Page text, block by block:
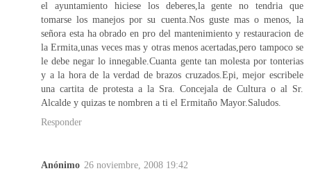
el ayuntamiento hiciese los deberes,la gente no tendria que
tomarse los manejos por su cuenta.Nos guste mas o menos, la
señora esta ha obrado en pro del mantenimiento y restauracion de
la Ermita,unas veces mas y otras menos acertadas,pero tampoco se
le debe negar lo innegable.Cuanta gente tan molesta por tonterias
y a la hora de la verdad de brazos cruzados.Epi, mejor escribele
una cartita de protesta a la Sra. Concejala de Cultura o al Sr.
Alcalde y quizas te nombren a ti el Ermitaño Mayor.Saludos.
Responder
Anónimo 26 noviembre, 2008 19:42